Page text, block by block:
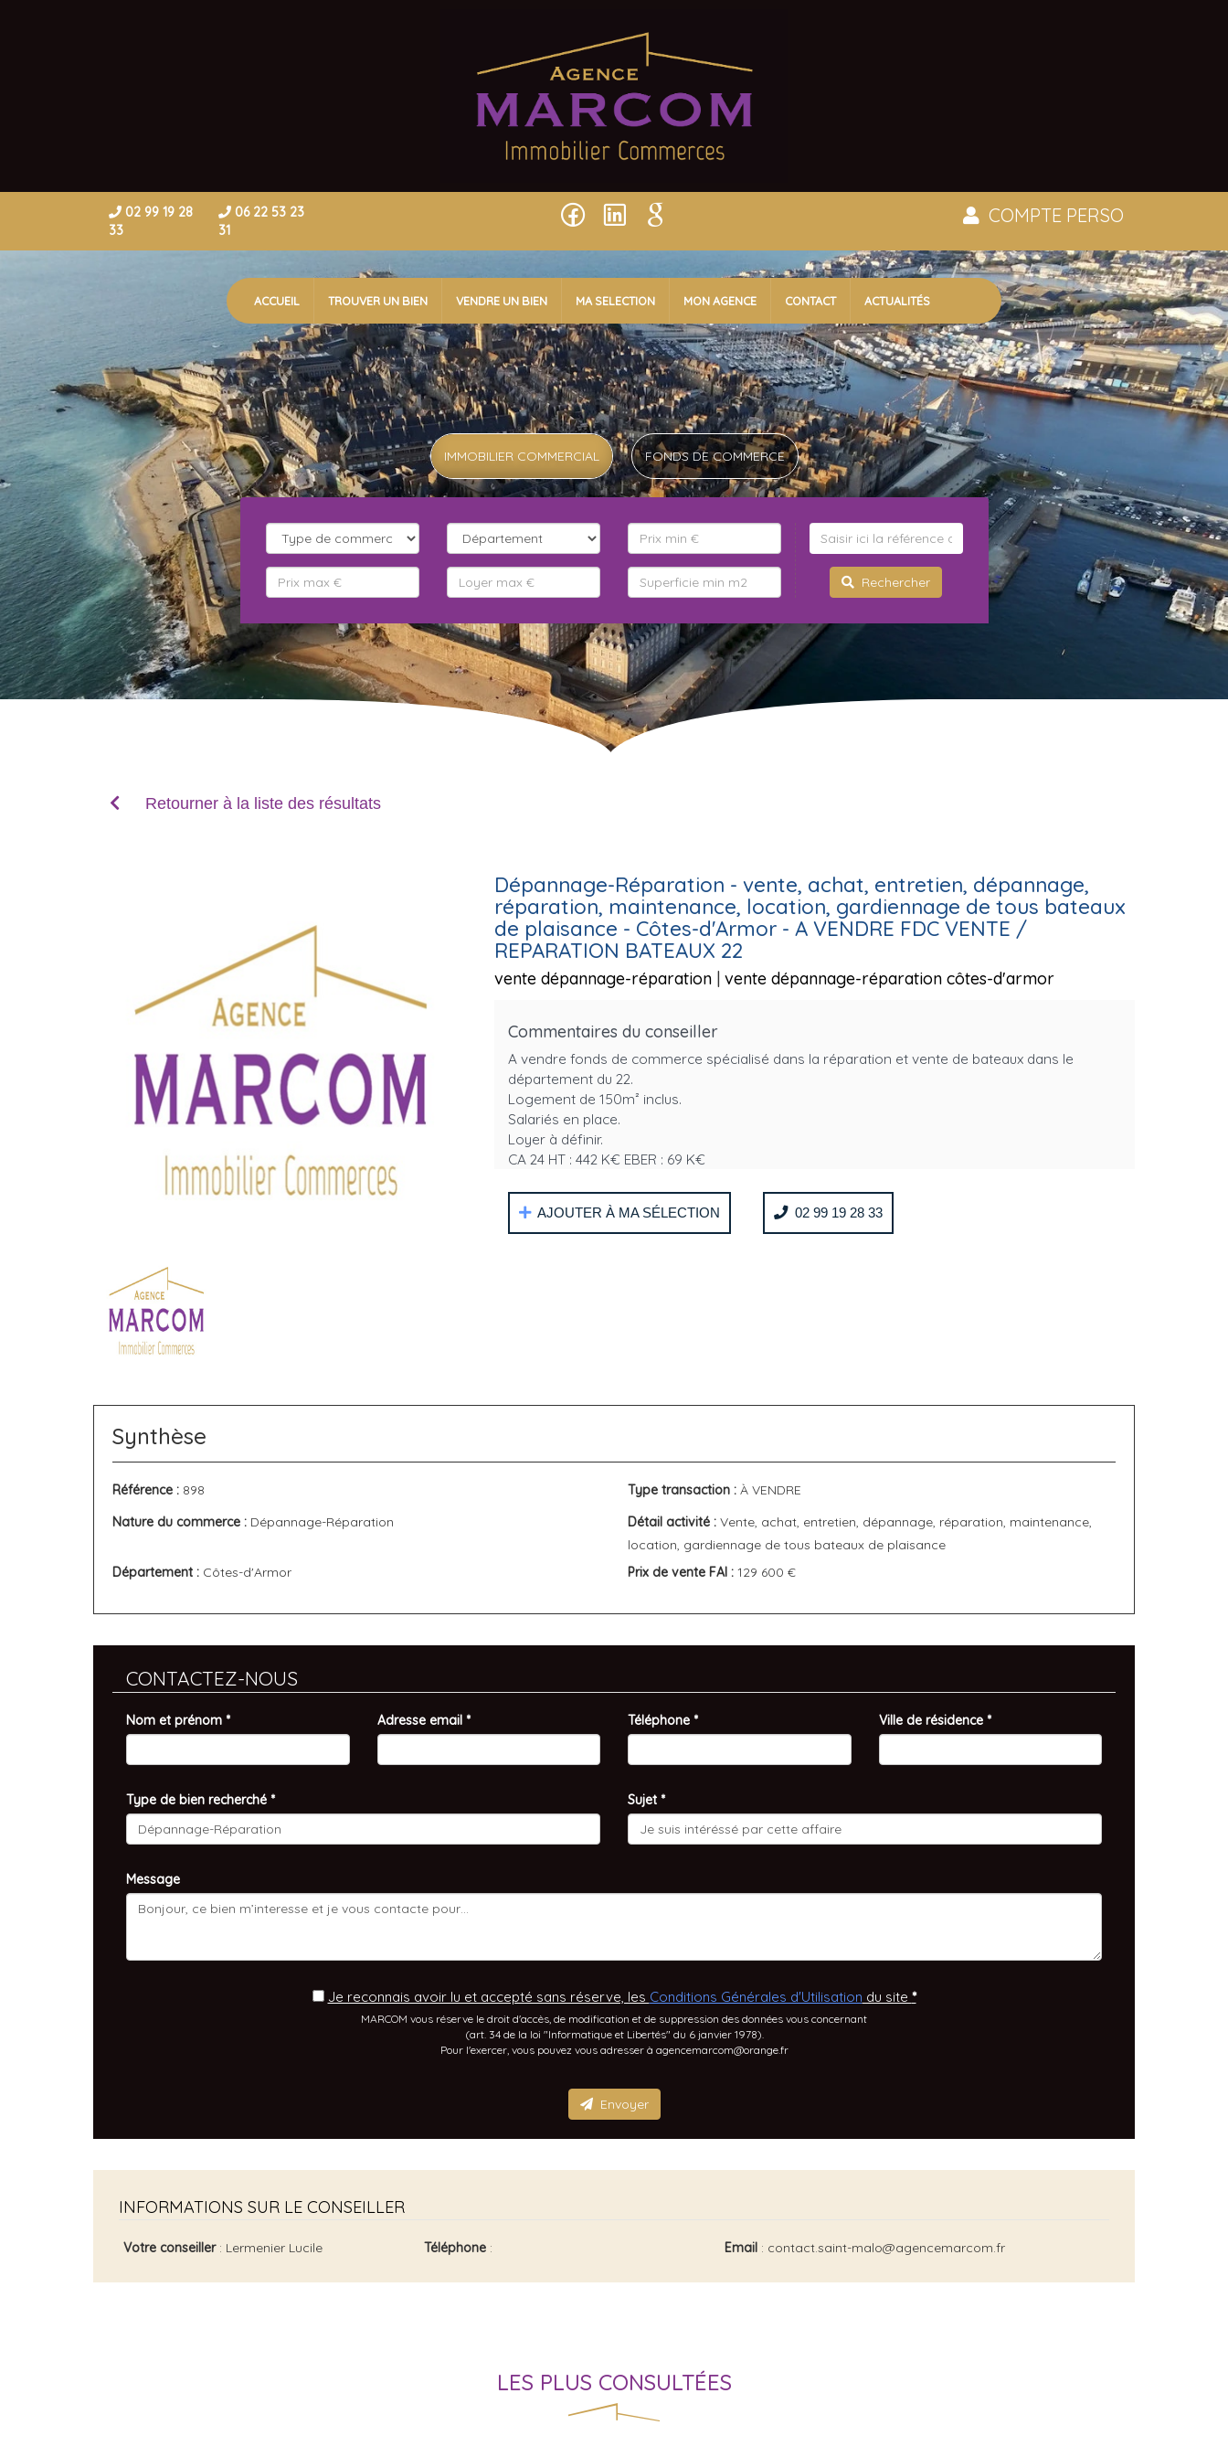
02 99 19 28
33
06 22 53 23
31
COMPTE PERSO
ACCUEIL (current)TROUVER UN BIEN VENDRE UN BIEN MA SELECTION MON AGENCE CONTACT ACTUALITÉS
IMMOBILIER COMMERCIAL FONDS DE COMMERCE
Rechercher
Retourner à la liste des résultats
Dépannage-Réparation - vente, achat, entretien, dépannage,
réparation, maintenance, location, gardiennage de tous bateaux
de plaisance - Côtes-d'Armor - A VENDRE FDC VENTE /
REPARATION BATEAUX 22
vente dépannage-réparation| vente dépannage-réparation côtes-d'armor
Commentaires du conseiller
A vendre fonds de commerce spécialisé dans la réparation et vente de bateaux dans le
département du 22.
Logement de 150m² inclus.
Salariés en place.
Loyer à définir.
CA 24 HT : 442 K€ EBER : 69 K€
AJOUTER À MA SÉLECTION 02 99 19 28 33
Synthèse
Référence : 898 Type transaction : À VENDRE
Nature du commerce : Dépannage-Réparation Détail activité : Vente, achat, entretien, dépannage, réparation, maintenance,
location, gardiennage de tous bateaux de plaisance
Département : Côtes-d'Armor Prix de vente FAI : 129 600 €
CONTACTEZ-NOUS
Nom et prénom * Adresse email * Téléphone * Ville de résidence *
Type de bien recherché * Sujet *
Message
Je reconnais avoir lu et accepté sans réserve, les Conditions Générales d'Utilisation du site *
MARCOM vous réserve le droit d'accès, de modification et de suppression des données vous concernant
(art. 34 de la loi "Informatique et Libertés" du 6 janvier 1978).
Pour l'exercer, vous pouvez vous adresser à agencemarcom@orange.fr
Envoyer
INFORMATIONS SUR LE CONSEILLER
Votre conseiller: Lermenier Lucile Téléphone : Email : contact.saint-malo@agencemarcom.fr
LES PLUS CONSULTÉES